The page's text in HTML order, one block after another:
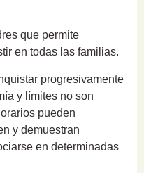
que permite
en todas las familias.
progresivamente
y límites no son
pueden
y demuestran
en determinadas